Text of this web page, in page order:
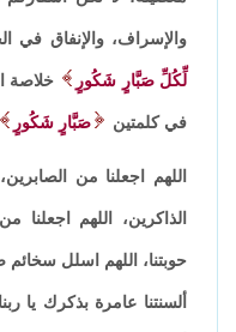
والإسراف، والإنفاق في
لِّكُلِّ صَبَّارٍ شَكُورٍ خلاصة
في كلمتين صَبَّارٍ شَكُورٍ
اللهم اجعلنا من
الذاكرين، اللهم اجعلنا
حوبتنا، اللهم اسلل سخائم
ألسنتنا عامرة بذكرك يا